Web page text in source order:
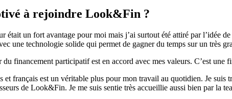
à rejoindre Look&Fin ?
était un fort avantage pour moi mais j’ai surtout été attiré par l’idée
une technologie solide qui permet de gagner du temps sur un très
financement participatif est en accord avec mes valeurs. C’est une
et français est un véritable plus pour mon travail au quotidien. Je
de Look&Fin. Je me suis sentie très accueillie aussi bien par la